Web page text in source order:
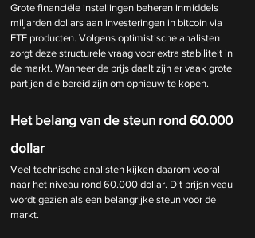
Grote financiële instellingen beheren inmiddels
miljarden dollars aan investeringen in bitcoin via
ETF producten. Volgens optimistische analisten
zorgt deze structurele vraag voor extra stabiliteit in
de markt. Wanneer de prijs daalt zijn er vaak grote
partijen die bereid zijn om opnieuw te kopen.
Het belang van de steun rond 60.000
dollar
Veel technische analisten kijken daarom vooral
naar het niveau rond 60.000 dollar. Dit prijsniveau
wordt gezien als een belangrijke steun voor de
markt.